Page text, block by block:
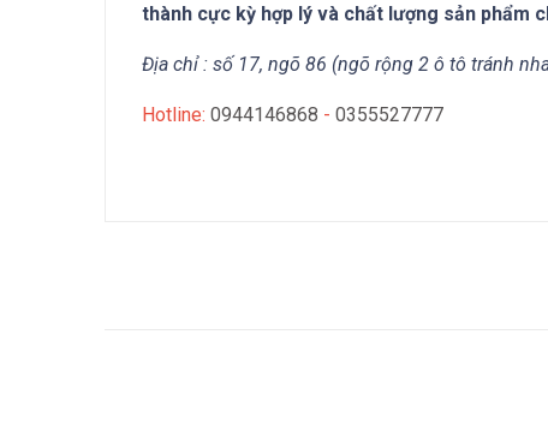
thành cực kỳ hợp lý và chất lượng sản phẩm
Địa chỉ : số 17, ngõ 86 (ngõ rộng 2 ô tô tránh
Hotline: 0944146868 - 0355527777